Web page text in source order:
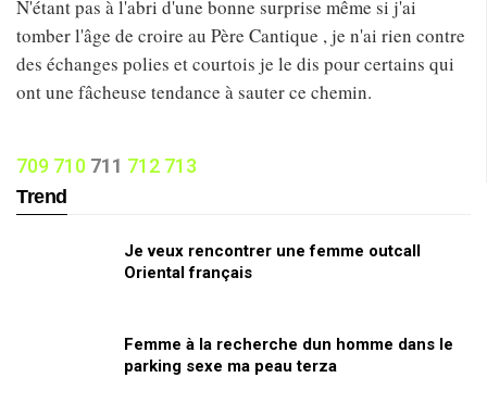
N'étant pas à l'abri d'une bonne surprise même si j'ai
tomber l'âge de croire au Père Cantique , je n'ai rien contre
des échanges polies et courtois je le dis pour certains qui
ont une fâcheuse tendance à sauter ce chemin.
709 710 711 712 713
Trend
Je veux rencontrer une femme outcall
Oriental français
Femme à la recherche dun homme dans le
parking sexe ma peau terza